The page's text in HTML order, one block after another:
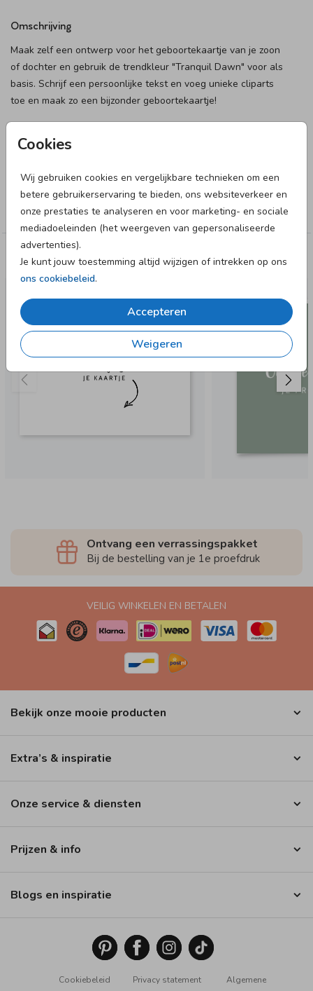
Cookies
Wij gebruiken cookies en vergelijkbare technieken om een
betere gebruikerservaring te bieden, ons websiteverkeer en
onze prestaties te analyseren en voor marketing- en sociale
mediadoeleinden (het weergeven van gepersonaliseerde
advertenties).
Je kunt jouw toestemming altijd wijzigen of intrekken op ons
ons cookiebeleid.
Accepteren
Weigeren
Omschrijving
Maak zelf een ontwerp voor het geboortekaartje van je zoon
of dochter en gebruik de trendkleur "Tranquil Dawn" voor als
basis. Schrijf een persoonlijke tekst en voeg unieke cliparts
toe en maak zo een bijzonder geboortekaartje!
Collectie
Blanco
Deze designs vind je misschien ook leuk
Ontvang een verrassingspakket
Bij de bestelling van je 1e proefdruk
VEILIG WINKELEN EN BETALEN
Bekijk onze mooie producten
Extra’s & inspiratie
Onze service & diensten
Prijzen & info
Blogs en inspiratie
Cookiebeleid Privacy statement Algemene